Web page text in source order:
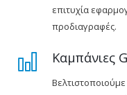
επιτυχία
προδιαγραφές.
Καμπάνιες